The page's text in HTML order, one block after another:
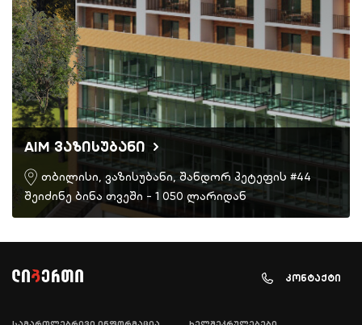
AIM ვაზისუბანი
თბილისი, ვაზისუბანი, შანდორ პეტეფის #44
შეიძინე ბინა თვეში - 1 050 ლარიდან
კონტაქტი